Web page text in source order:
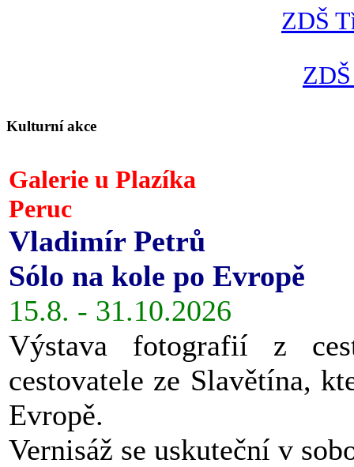
ZDŠ
Kulturní akce
Galerie u Plazíka
Peruc
Vladimír Petrů
Sólo na kole po Evropě
15.8. - 31.10.2026
Výstava fotografií z
cestovatele ze Slavětína,
Evropě.
Vernisáž se uskuteční v